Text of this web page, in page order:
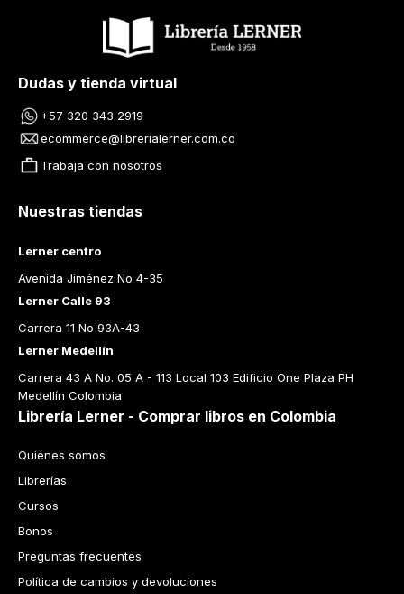
Dudas y tienda virtual
+57 320 343 2919
ecommerce@librerialerner.com.co
Trabaja con nosotros
Nuestras tiendas
Lerner centro
Avenida Jiménez No 4-35
Lerner Calle 93
Carrera 11 No 93A-43
Lerner Medellín
Carrera 43 A No. 05 A - 113 Local 103 Edificio One Plaza PH
Medellín Colombia
Librería Lerner - Comprar libros en Colombia
Quiénes somos
Librerías
Cursos
Bonos
Preguntas frecuentes
Política de cambios y devoluciones